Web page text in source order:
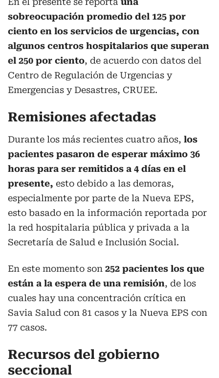
sobreocupación promedio del 125 por
ciento en los servicios de urgencias, con
algunos centros hospitalarios que superan
el 250 por ciento, de acuerdo con datos del
Centro de Regulación de Urgencias y
Emergencias y Desastres, CRUEE.
Remisiones afectadas
Durante los más recientes cuatro años, los
pacientes pasaron de esperar máximo 36
horas para ser remitidos a 4 días en el
presente, esto debido a las demoras,
especialmente por parte de la Nueva EPS,
esto basado en la información reportada por
la red hospitalaria pública y privada a la
Secretaría de Salud e Inclusión Social.
En este momento son 252 pacientes los que
están a la espera de una remisión, de los
cuales hay una concentración crítica en
Savia Salud con 81 casos y la Nueva EPS con
77 casos.
Recursos del gobierno
seccional